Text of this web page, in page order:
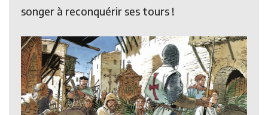
songer à reconquérir ses tours !